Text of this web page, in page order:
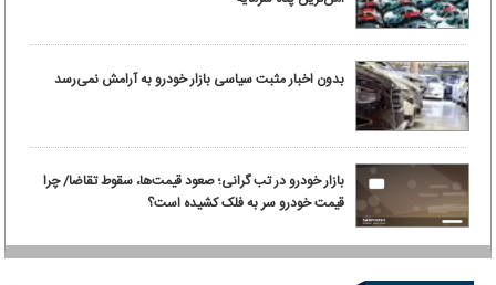
بدون اخبار مثبت سیاسی بازار خودرو به آرامش نمی‌رسد
بازار خودرو در تب گرانی؛ صعود قیمت‌ها، سقوط تقاضا/ چرا
قیمت خودرو سر به فلک کشیده است؟